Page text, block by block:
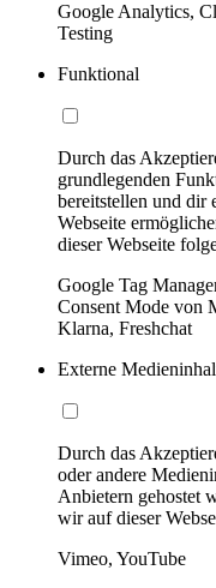
Google Analytics,
Testing
Funktional
Durch das
grundlegenden
bereitstellen und dir
Webseite
dieser Webseite
Google Tag
Consent Mode von
Klarna, Freshchat
Externe
Durch das
oder andere
Anbietern gehostet
wir auf dieser
Vimeo, YouTube